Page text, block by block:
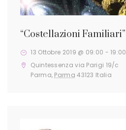
“Costellazioni Familiari”
13 Ottobre 2019 @ 09:00 -19:00
Quintessenzavia Parigi 19/c
Parma, Parma 43123 Italia